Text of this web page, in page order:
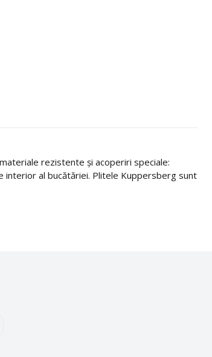
rezistente și acoperiri speciale:
interior al bucătăriei. Plitele Kuppersberg sunt